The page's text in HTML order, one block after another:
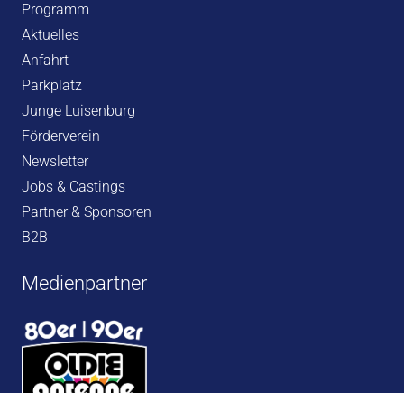
Programm
Aktuelles
Anfahrt
Parkplatz
Junge Luisenburg
Förderverein
Newsletter
Jobs & Castings
Partner & Sponsoren
B2B
Medienpartner